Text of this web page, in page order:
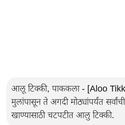
आलू टिक्की, पाककला - [Aloo
मुलांपासून ते अगदी मोठ्यांपर्यंत
खाण्यासाठी चटपटीत आलु टिक्की.